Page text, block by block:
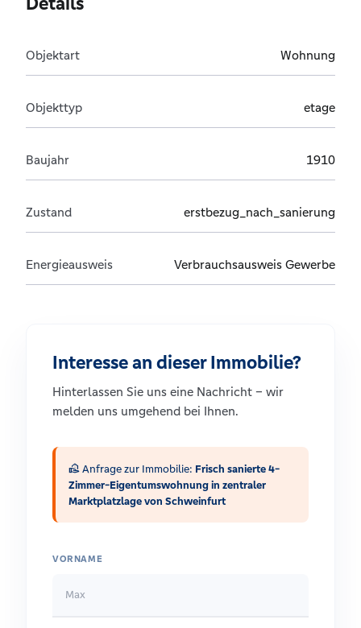
Objektart Wohnung
Objekttyp etage
Baujahr 1910
Zustand erstbezug_nach_sanierung
Energieausweis Verbrauchsausweis Gewerbe
Interesse an dieser Immobilie?
Hinterlassen Sie uns eine Nachricht – wir
melden uns umgehend bei Ihnen.
real_estate_agent Anfrage zur Immobilie: Frisch sanierte 4-
Zimmer-Eigentumswohnung in zentraler
Marktplatzlage von Schweinfurt
VORNAME